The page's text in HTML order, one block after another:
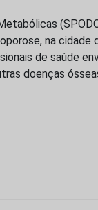
na cidade
de saúde
doenças